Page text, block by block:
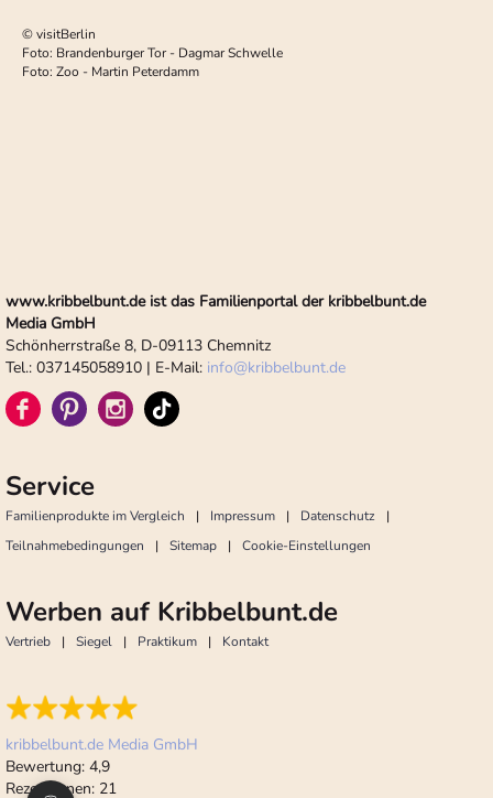
© visitBerlin
Foto: Brandenburger Tor - Dagmar Schwelle
Foto: Zoo - Martin Peterdamm
www.kribbelbunt.de ist das Familienportal der kribbelbunt.de
Media GmbH
Schönherrstraße 8, D-09113 Chemnitz
Tel.: 037145058910 | E-Mail: info@kribbelbunt.de
Service
Familienprodukte im Vergleich Impressum
Datenschutz
Teilnahmebedingungen
Sitemap Cookie-Einstellungen
Werben auf Kribbelbunt.de
Vertrieb Siegel Praktikum Kontakt
kribbelbunt.de Media GmbH
Bewertung: 4,9
Rezensionen: 21